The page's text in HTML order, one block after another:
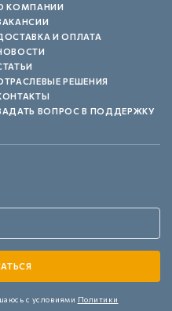
КОМПАНИИ
И ОПЛАТА
РЕШЕНИЯ
ВОПРОС В ПОДДЕРЖКУ
с условиями Политики